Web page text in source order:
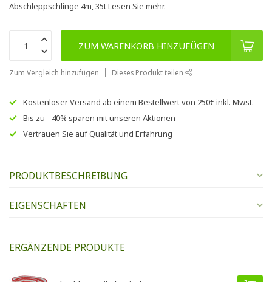
Abschleppschlinge 4m, 35tLesen Sie mehr.
ZUM WARENKORB HINZUFÜGEN
Zum Vergleich hinzufügen Dieses Produkt teilen
Kostenloser Versand ab einem Bestellwert von 250€inkl. Mwst.
Bis zu - 40% sparen mit unseren Aktionen
Vertrauen Sie aufQualität und Erfahrung
PRODUKTBESCHREIBUNG
EIGENSCHAFTEN
ERGÄNZENDE PRODUKTE